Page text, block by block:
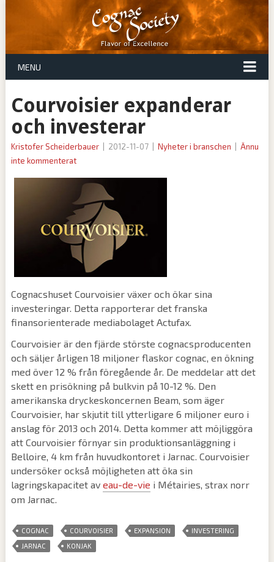
MENU
Courvoisier expanderar
och investerar
Kristofer Scheiderbauer 2012-11-07 Nyheter i branschen
Ännu
inte kommenterat
Cognacshuset Courvoisier växer och ökar sina
investeringar. Detta rapporterar det franska
finansorienterade mediabolaget Actufax.
Courvoisier är den fjärde störste cognacsproducenten
och säljer årligen 18 miljoner flaskor cognac, en ökning
med över 12 % från föregående år. De meddelar att det
skett en prisökning på bulkvin på 10-12 %. Den
amerikanska dryckeskoncernen Beam, som äger
Courvoisier, har skjutit till ytterligare 6 miljoner euro i
anslag för 2013 och 2014. Detta kommer att möjliggöra
att Courvoisier förnyar sin produktionsanläggning i
Belloire, 4 km från huvudkontoret i Jarnac. Courvoisier
undersöker också möjligheten att öka sin
lagringskapacitet av eau-de-vie i Métairies, strax norr
om Jarnac.
COGNAC COURVOISIER EXPANSION INVESTERING
JARNAC KONJAK